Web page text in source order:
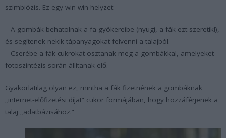
szimbiózis. Ez egy win-win helyzet:
– A gombák behatolnak a fa gyökereibe (nyugi, a fák ezt szeretik!),
és segítenek nekik tápanyagokat felvenni a talajból.
– Cserébe a fák cukrokat osztanak meg a gombákkal, amelyeket
fotoszintézis során állítanak elő.
Gyakorlatilag olyan ez, mintha a fák fizetnének a gombáknak
„internet-előfizetési díjat” cukor formájában, hogy hozzáférjenek a
talaj „adatbázisához.”